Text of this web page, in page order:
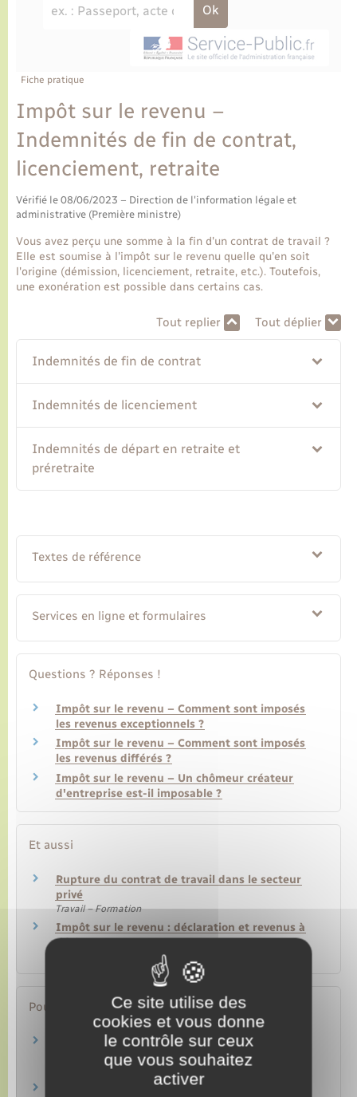
Bulletins d'informations communales
Le personnel municipal
Comment venir à Lyons-la-Forêt
Plan interactif
Présentation de la commune
Histoire et patrimoine
L’intercommunalité
Permis de détention de chien
Social
CIDFF
Etat-civil - Papiers - Citoyenneté
Logement - Urbanisme
Loisirs
Marchés de Lyons-la-Forêt
Nouvel habitant
Numérique et services - accompagnement
Seniors
Transports
Transports scolaires
Voirie et espace public
Travaux - Autorisation d’occupation de l’espace
Fiche pratique
Impôt sur le revenu –
Indemnités de fin de contrat,
licenciement, retraite
Vérifié le 08/06/2023 – Direction de l'information légale et
administrative (Première ministre)
Vous avez perçu une somme à la fin d'un contrat de travail ?
Elle est soumise à l'impôt sur le revenu quelle qu'en soit
l'origine (démission, licenciement, retraite, etc.). Toutefois,
une exonération est possible dans certains cas.
Tout replier Tout déplier
Indemnités de fin de contrat
Indemnités de licenciement
Indemnités de départ en retraite et
préretraite
Textes de référence
Services en ligne et formulaires
Questions ? Réponses !
Impôt sur le revenu – Comment sont imposés
les revenus exceptionnels ?
Impôt sur le revenu – Comment sont imposés
les revenus différés ?
Impôt sur le revenu – Un chômeur créateur
d'entreprise est-il imposable ?
Et aussi
Rupture du contrat de travail dans le secteur
privé
Travail – Formation
Impôt sur le revenu : déclaration et revenus à
déclarer
Argent – Impôts – Consommation
Pour en savoir plus
Régime fiscal des sommes perçues en cas de
rupture du contrat de travail
Ministère chargé des finances
Brochure pratique 2023 – Déclaration des
Ce site utilise des
cookies et vous donne
le contrôle sur ceux
que vous souhaitez
activer